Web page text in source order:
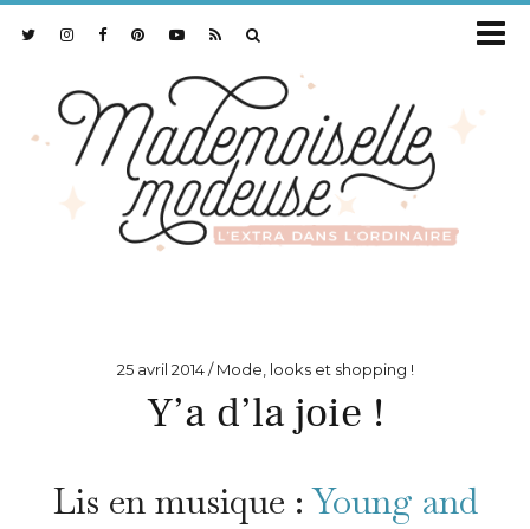
25 avril 2014 Mode, looks et shopping !
Y’a d’la joie !
Lis en musique :Young and